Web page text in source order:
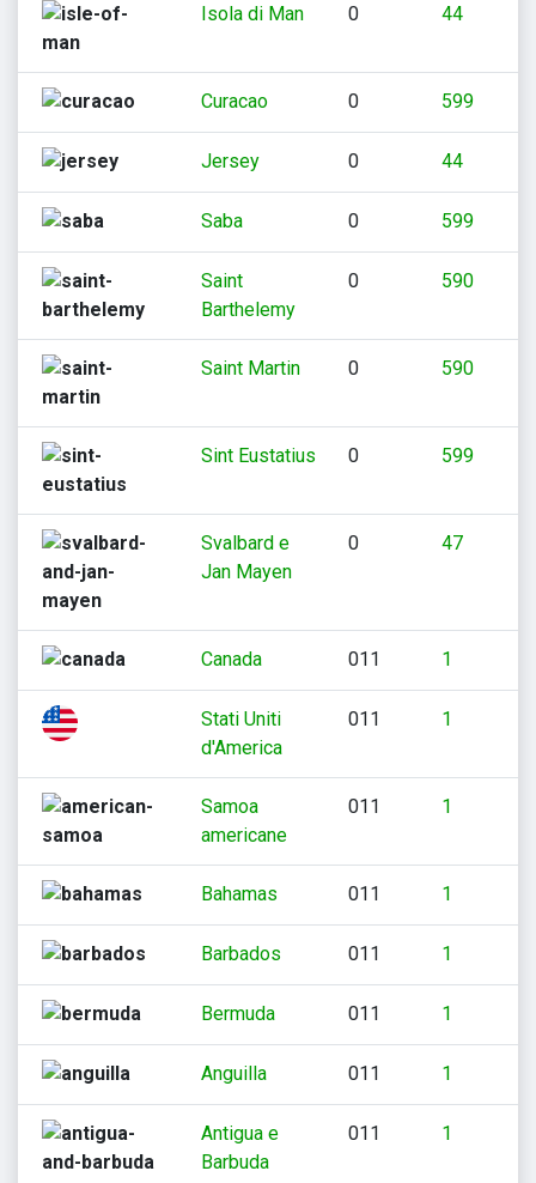
Isola di Man 0 44
Curacao 0 599
Jersey 0 44
Saba 0 599
Saint
Barthelemy
0 590
Saint Martin 0 590
Sint Eustatius 0 599
Svalbard e
Jan Mayen
0 47
Canada 011 1
Stati Uniti
d'America
011 1
Samoa
americane
011 1
Bahamas 011 1
Barbados 011 1
Bermuda 011 1
Anguilla 011 1
Antigua e
Barbuda
011 1